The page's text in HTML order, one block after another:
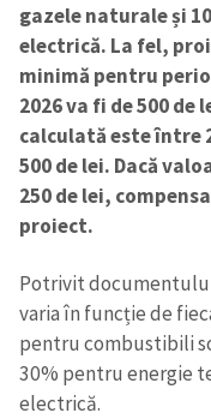
gazele naturale și
electrică. La fel,
minimă pentru
2026 va fi de 500
calculată este între
500 de lei. Dacă
250 de lei,
proiect.
Potrivit
varia în funcție de
pentru combustibili
30% pentru energie
electrică.